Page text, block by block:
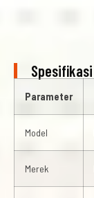
Spesifikasi
Parameter
Model
Merek